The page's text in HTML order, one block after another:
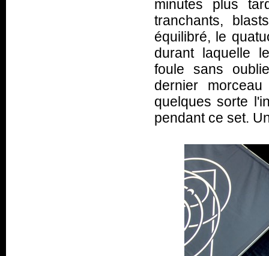
minutes plus
tranchants,
équilibré, le
durant laquelle
foule sans
dernier
quelques sorte
pendant ce set.